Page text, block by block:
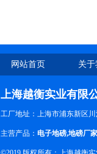
网站首页 关
上海越衡实业有限
工厂地址：上海市浦东新区川
主营产品： 电子地磅,地磅厂家